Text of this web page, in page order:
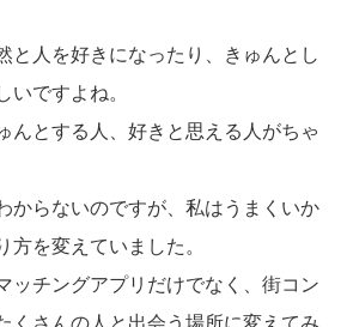
と人を好きになったり、きゅんとし
いですよね。
んとする人、好きと思える人がちゃ
からないのですが、私はうまくいか
方を変えていました。
ッチングアプリだけでなく、街コン